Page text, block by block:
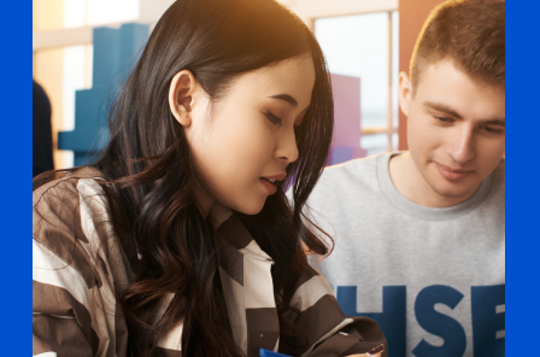
заниматься и в какой профессии, —
объясняетМихаил Мухин
Школы
физико-математических и
компьютерных наук НИУ ВШЭ — Санкт-
Петербург.